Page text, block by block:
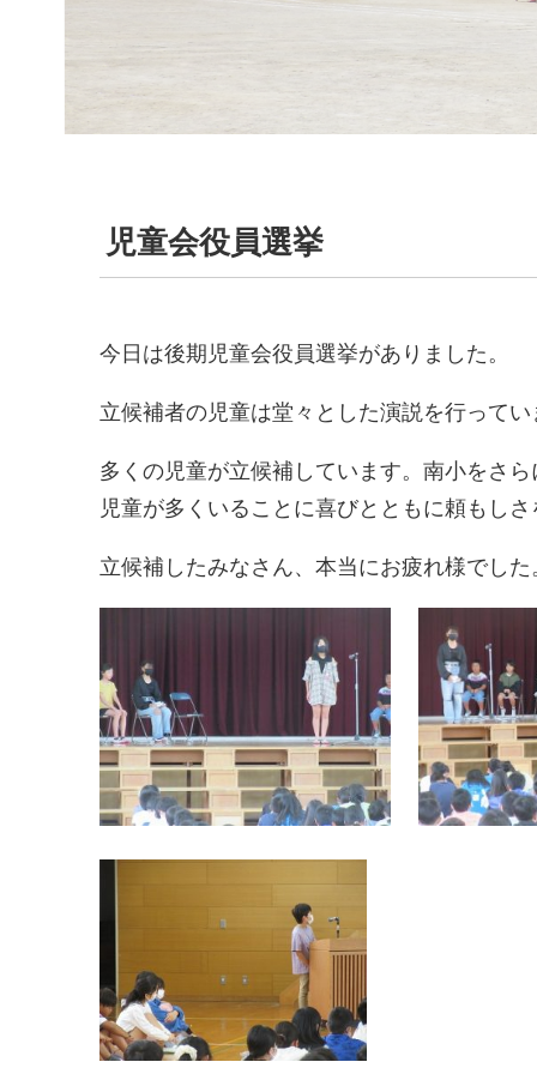
児童会役員選挙
今日は後期児童会役員選挙がありました。
立候補者の児童は堂々とした演説を行ってい
多くの児童が立候補しています。南小をさ
児童が多くいることに喜びとともに頼もし
立候補したみなさん、本当にお疲れ様でした